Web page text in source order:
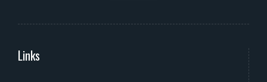
Links
Serviços